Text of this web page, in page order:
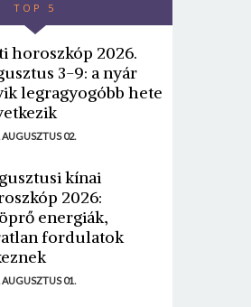
TOP 5
horoszkóp 2026.
3-9: a nyár
legragyogóbb hete
AUGUSZTUS 02.
kínai
2026:
energiák,
fordulatok
AUGUSZTUS 01.